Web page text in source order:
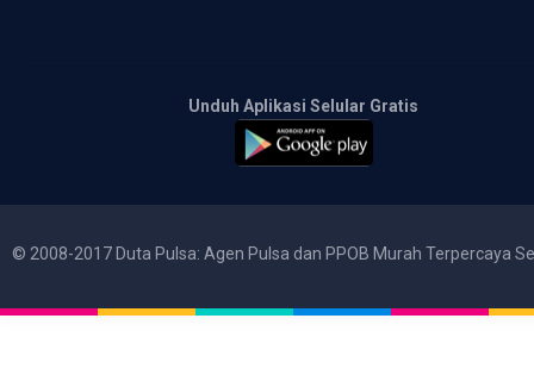
Unduh Aplikasi Selular Gratis
© 2008-2017 Duta Pulsa: Agen Pulsa dan PPOB Murah Terpercaya